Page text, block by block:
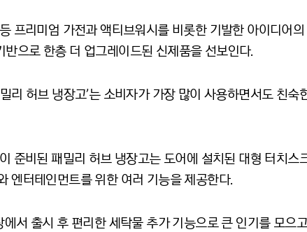
등 프리미엄 가전과 액티브워시를 비롯한 기발한 아이디어
반으로 한층 더 업그레이드된 신제품을 선보인다.
리 허브 냉장고’는 소비자가 가장 많이 사용하면서도 친
준비된 패밀리 허브 냉장고는 도어에 설치된 대형 터치
엔터테인먼트를 위한 여러 기능을 제공한다.
서 출시 후 편리한 세탁물 추가 기능으로 큰 인기를 모으